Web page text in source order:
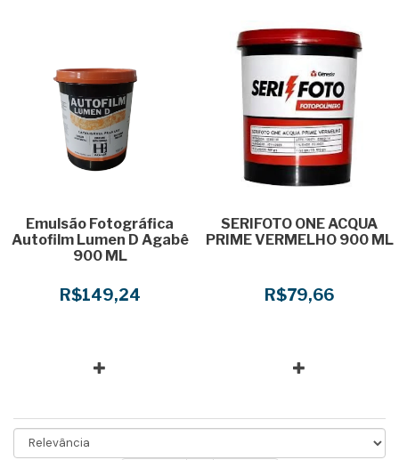
Emulsão Fotográfica
Autofilm Lumen D Agabê
900 ML
R$149,24
SERIFOTO ONE ACQUA
PRIME VERMELHO 900 ML
R$79,66